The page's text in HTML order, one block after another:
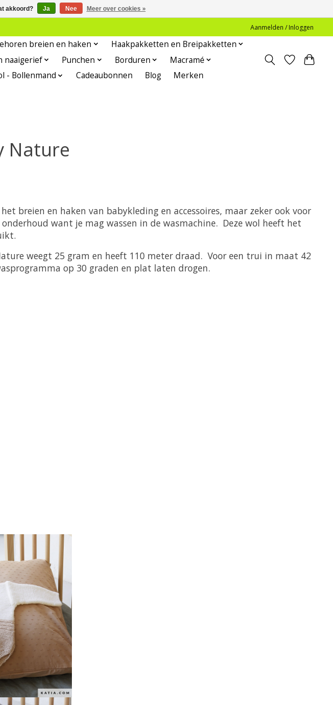
Aanmelden / Inloggen
breien en haken
Haakpakketten en Breipakketten
naaigerief Punchen Borduren
Macramé
- Bollenmand Cadeaubonnen Blog Merken
Nature
breien en haken van babykleding en accessoires, maar zeker ook voor
want je mag wassen in de wasmachine. Deze wol heeft het
weegt 25 gram en heeft 110 meter draad. Voor een trui in maat 42
op 30 graden en plat laten drogen.
akkoord? Ja Nee Meer over cookies »